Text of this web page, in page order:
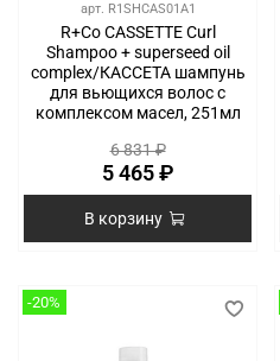
арт. R1SHCAS01A1
R+Co CASSETTE Curl
Shampoo + superseed oil
complex/КАССЕТА шампунь
для вьющихся волос с
комплексом масел, 251мл
6 831 ₽
5 465 ₽
В корзину
-20%